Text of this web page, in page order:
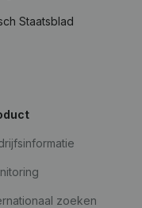
Staatsblad
zoeken